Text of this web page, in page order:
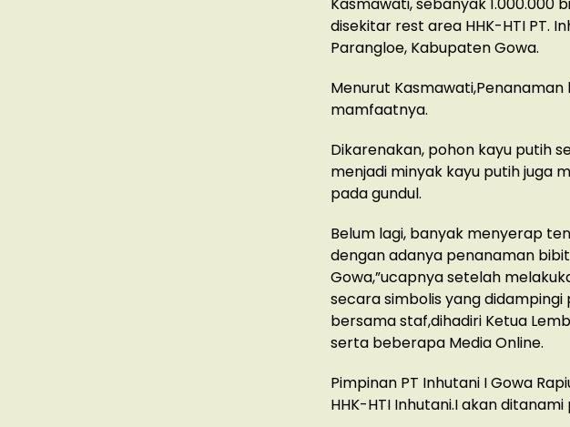
Kasmawati, sebanyak 1.000.000
disekitar rest area HHK-HTI PT.
Parangloe, Kabupaten Gowa.
Menurut
mamfaatnya.
Dikarenakan, pohon kayu putih
menjadi minyak kayu putih juga
pada gundul.
Belum lagi, banyak menyerap
dengan adanya penanaman
Gowa,”ucapnya setelah
secara simbolis yang didampingi
bersama staf,dihadiri Ketua
serta beberapa Media Online.
Pimpinan PT Inhutani I Gowa
HHK-HTI Inhutani.I akan